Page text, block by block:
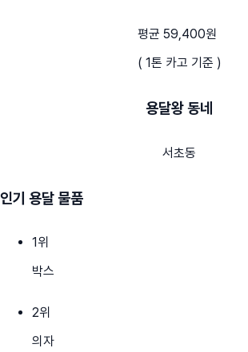
평균 59,400원
( 1톤 카고 기준 )
용달왕 동네
서초동
인기 용달 물품
1위
박스
2위
의자